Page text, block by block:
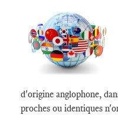
d'origine anglophone,
proches ou identiques